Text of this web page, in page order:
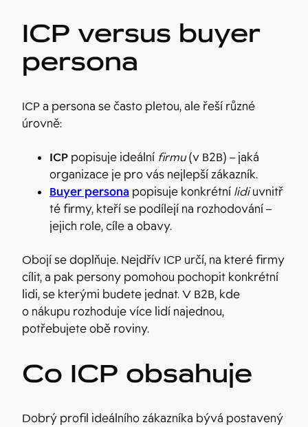
ICP versus buyer
persona
ICP a persona se často pletou, ale řeší různé
úrovně:
ICP popisuje ideální firmu(v B2B) – jaká
organizace je pro vás nejlepší zákazník.
Buyer persona popisuje konkrétní lidiuvnitř
té firmy, kteří se podílejí na rozhodování –
jejich role, cíle a obavy.
Obojí se doplňuje. Nejdřív ICP určí, na které firmy
cílit, a pak persony pomohou pochopit konkrétní
lidi, se kterými budete jednat. V B2B, kde
o nákupu rozhoduje více lidí najednou,
potřebujete obě roviny.
Co ICP obsahuje
Dobrý profil ideálního zákazníka bývá postavený